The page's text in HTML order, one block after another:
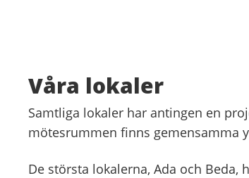
Våra lokaler
Samtliga lokaler har antingen en
mötesrummen finns gemensamma
De största lokalerna, Ada och Beda,